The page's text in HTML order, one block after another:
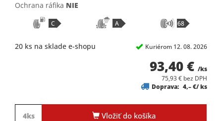
Ochrana ráfika NIE
C A 68
20 ks na sklade e-shopu Kuriérom 12. 08. 2026
Vložiť do košíka
93,40 € /ks
75,93 € bez DPH
Doprava: 4,– €/ ks